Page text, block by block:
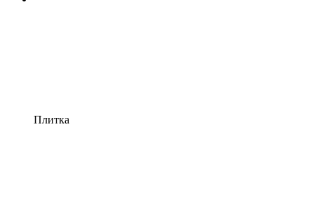
Плитка